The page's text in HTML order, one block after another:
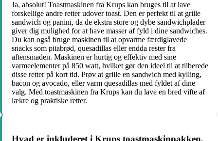
Ja, absolut! Toastmaskinen fra Krups kan bruges til at lave
forskellige andre retter udover toast. Den er perfekt til at grille
sandwich og panini, da de ekstra store og dybe sandwichplader
giver dig mulighed for at have masser af fyld i dine sandwiches.
Du kan også bruge maskinen til at opvarme færdiglavede
snacks som pitabrød, quesadillas eller endda rester fra
aftensmaden. Maskinen er hurtig og effektiv med sine
varmeelementer på 850 watt, hvilket gør den ideel til at tilberede
disse retter på kort tid. Prøv at grille en sandwich med kylling,
bacon og avocado, eller varm quesadillas med fyldet af dine
valg. Med toastmaskinen fra Krups kan du lave en bred vifte af
lækre og praktiske retter.
Hvad er inkluderet i Krups toastmaskinpakken,